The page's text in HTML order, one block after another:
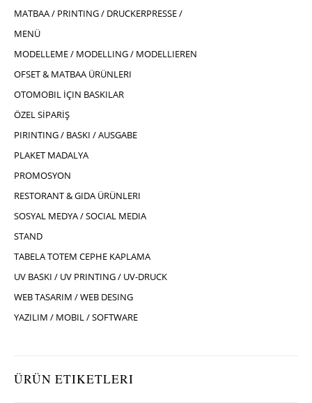
MATBAA / PRINTING / DRUCKERPRESSE /
MENÜ
MODELLEME / MODELLING / MODELLIEREN
OFSET & MATBAA ÜRÜNLERI
OTOMOBIL İÇIN BASKILAR
ÖZEL SİPARİŞ
PIRINTING / BASKI / AUSGABE
PLAKET MADALYA
PROMOSYON
RESTORANT & GIDA ÜRÜNLERI
SOSYAL MEDYA / SOCIAL MEDIA
STAND
TABELA TOTEM CEPHE KAPLAMA
UV BASKI / UV PRINTING / UV-DRUCK
WEB TASARIM / WEB DESING
YAZILIM / MOBIL / SOFTWARE
ÜRÜN ETIKETLERI